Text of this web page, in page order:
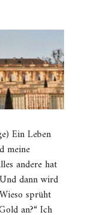
Ein Leben
meine
andere hat
dann wird
sprüht
an?“ Ich